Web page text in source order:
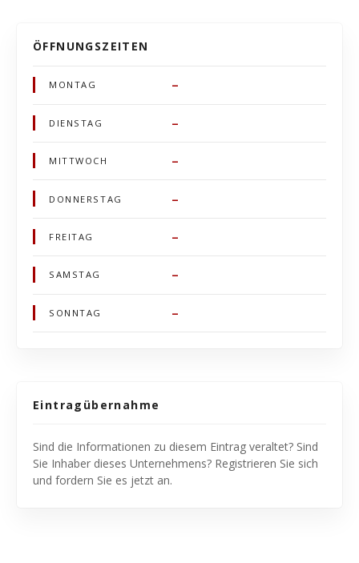
ÖFFNUNGSZEITEN
MONTAG –
DIENSTAG –
MITTWOCH –
DONNERSTAG –
FREITAG –
SAMSTAG –
SONNTAG –
Eintragübernahme
Sind die Informationen zu diesem Eintrag veraltet? Sind
Sie Inhaber dieses Unternehmens? Registrieren Sie sich
und fordern Sie es jetzt an.